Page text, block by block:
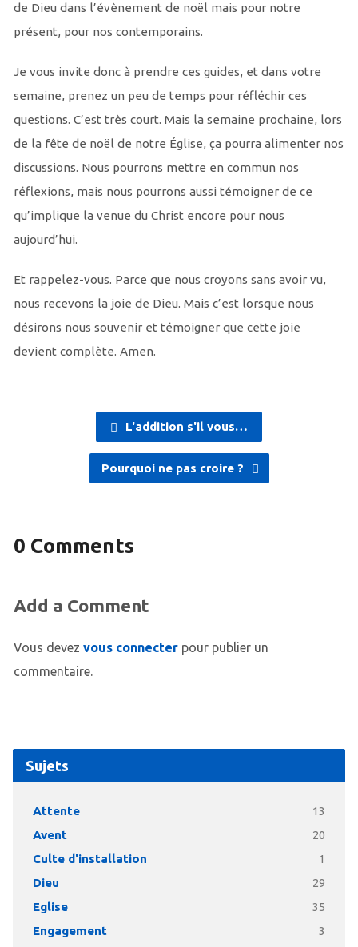
de Dieu dans l’évènement de noël mais pour notre
présent, pour nos contemporains.
Je vous invite donc à prendre ces guides, et dans votre
semaine, prenez un peu de temps pour réfléchir ces
questions. C’est très court. Mais la semaine prochaine, lors
de la fête de noël de notre Église, ça pourra alimenter nos
discussions. Nous pourrons mettre en commun nos
réflexions, mais nous pourrons aussi témoigner de ce
qu’implique la venue du Christ encore pour nous
aujourd’hui.
Et rappelez-vous. Parce que nous croyons sans avoir vu,
nous recevons la joie de Dieu. Mais c’est lorsque nous
désirons nous souvenir et témoigner que cette joie
devient complète. Amen.
L'addition s'il vous…
Pourquoi ne pas croire ?
0 Comments
Add a Comment
Vous devez vous connecterpour publier un
commentaire.
Sujets
Attente 13
Avent 20
Culte d'installation 1
Dieu 29
Eglise 35
Engagement 3